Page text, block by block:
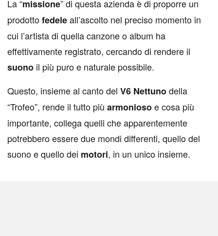
La “missione” di questa azienda è di proporre un
prodottofedeleall’ascolto nel preciso momento in
cui l’artista di quella canzone o album ha
effettivamente registrato, cercando di rendere il
suono il più puro e naturale possibile.
Questo, insieme al canto del V6 Nettunodella
“Trofeo”, rende il tutto più armoniosoe cosa più
importante, collega quelli che apparentemente
potrebbero essere due mondi differenti, quello del
suono e quello dei motori, in un unico insieme.